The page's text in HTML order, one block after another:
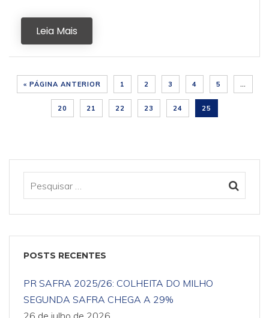
Leia Mais
« PÁGINA ANTERIOR 1 2 3 4 5 …
20 21 22 23 24 25
POSTS RECENTES
PR SAFRA 2025/26: COLHEITA DO MILHO
SEGUNDA SAFRA CHEGA A 29%
26 de julho de 2026